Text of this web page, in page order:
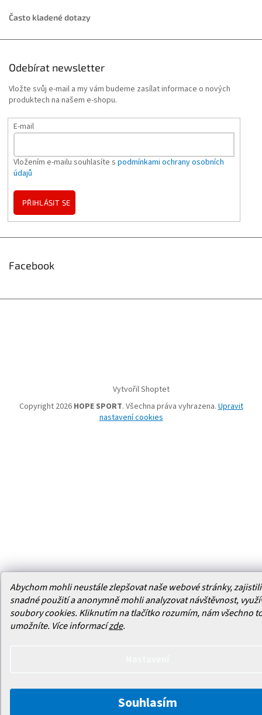
Abychom mohli neustále zlepšovat naše webové stránky,
snadné použití a anonymně mohli analyzovat návštěvnost,
soubory cookies. Kliknutím na tlačítko rozumím, nám všechno
umožníte. Více informacízde.
Souhlasím
Často kladené dotazy
Odebírat newsletter
Vložte svůj e-mail a my vám budeme zasílat informace o nových
produktech na našem e-shopu.
E-mail
Vložením e-mailu souhlasíte s podmínkami ochrany osobních
údajů
PŘIHLÁSIT SE
Facebook
Vytvořil Shoptet
Copyright 2026 HOPE SPORT. Všechna práva vyhrazena. Upravit
nastavení cookies